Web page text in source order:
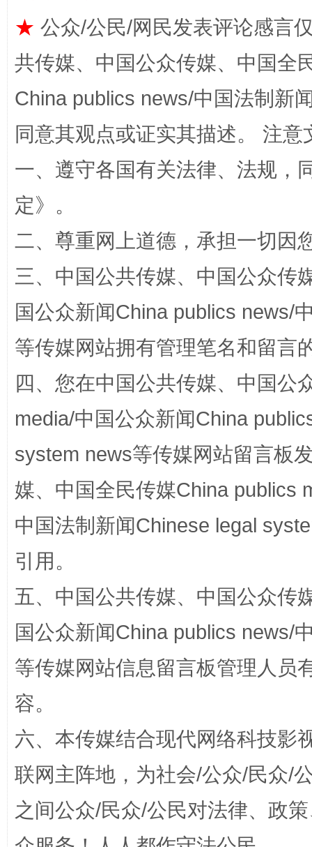
全民健身五年计划来了！等你上场
阿坝州三大球赛在茂县开幕 规模
国家大学科技园优化重塑工作
扯下公款旅游的“隐身衣” 如何以
★ 公众/公民/网民发表评论感言
共传媒、中国公众传媒、中国全
China publics news/中国法制新
同意其观点或证实其描述。 注
一、遵守各国有关法律、法规，
定》。
二、尊重网上道德，承担一切因
三、中国公共传媒、中国公众传
国公众新闻China publics news/
等传媒网站拥有管理笔名和留言
四、您在中国公共传媒、中国公
media/中国公众新闻China
system news等传媒网站留言板
媒、中国全民传媒China publics
中国法制新闻Chinese legal
引用。
五、中国公共传媒、中国公众传
国公众新闻China publics news/
等传媒网站信息留言板管理人员
容。
六、本传媒结合现代网络科技影
联网主阵地，为社会/公众/民众/
之间公众/民众/公民对法律、政